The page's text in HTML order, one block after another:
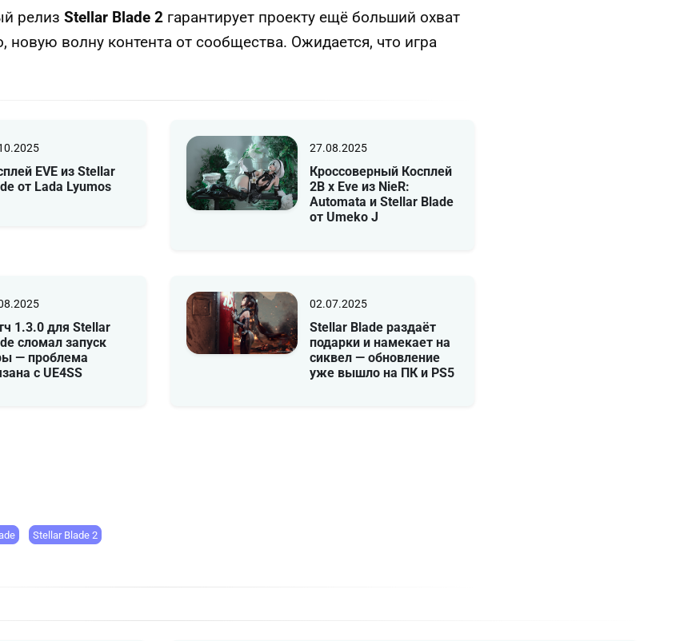
релиз Stellar Blade 2 гарантирует проекту ещё больший охват
новую волну контента от сообщества. Ожидается, что игра
EVE из Stellar
от Lada Lyumos
27.08.2025
Кроссоверный Косплей
2B x Eve из NieR:
Automata и Stellar Blade
от Umeko J
1.3.0 для Stellar
сломал запуск
— проблема
с UE4SS
02.07.2025
Stellar Blade раздаёт
подарки и намекает на
сиквел — обновление
уже вышло на ПК и PS5
Stellar Blade 2